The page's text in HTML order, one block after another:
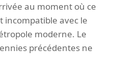
au moment où ce
avec le
moderne. Le
précédentes ne